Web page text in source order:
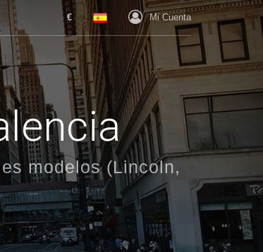
€ Mi Cuenta
modelos (Lincoln,